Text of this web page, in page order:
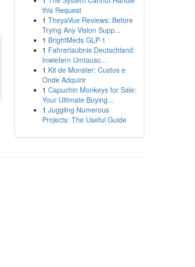
this Request
1 TheyaVue Reviews: Before
Trying Any Vision Supp...
1 BrightMeds GLP-1
1 Fahrerlaubnis Deutschland:
Inwiefern Umtausc...
1 Kit de Monster: Custos e
Onde Adquirir
1 Capuchin Monkeys for Sale:
Your Ultimate Buying...
1 Juggling Numerous
Projects: The Useful Guide